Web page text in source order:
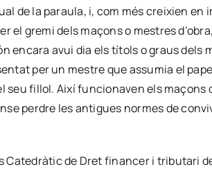
de la paraula, i, com més creixien en
el gremi dels maçons o mestres
encara avui dia els títols o graus dels
per un mestre que assumia el
fillol. Així funcionaven els maçons
perdre les antigues normes de
Catedràtic de Dret financer i tributari